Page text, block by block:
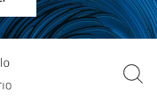
del TUF